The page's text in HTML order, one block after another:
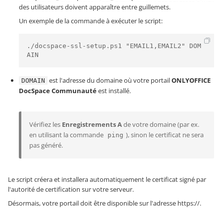
des utilisateurs doivent apparaître entre guillemets.
Un exemple de la commande à exécuter le script:
./docspace-ssl-setup.ps1 "EMAIL1,EMAIL2" DOM
AIN
DOMAIN est l'adresse du domaine où votre portailONLYOFFICE
DocSpace Communautéest installé.
Vérifiez les Enregistrements Ade votre domaine (par ex.
en utilisant la commande ping ), sinon le certificat ne sera
pas généré.
Le script créera et installera automatiquement le certificat signé par
l'autorité de certification sur votre serveur.
Désormais, votre portail doit être disponible sur l'adresse https://.